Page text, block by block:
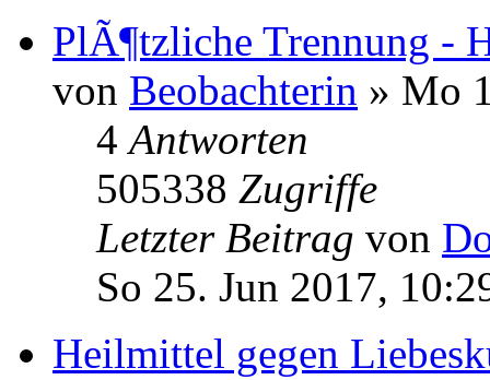
PlÃ¶tzliche Trennung -
von Beobachterin » Mo
4Antworten
505338 Zugriffe
Letzter Beitrag von
So 25. Jun 2017,
Heilmittel gegen